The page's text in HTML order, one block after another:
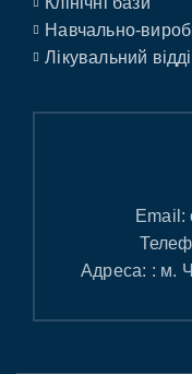
Навчально-
Лікувальний
Email:
Адреса: : м.